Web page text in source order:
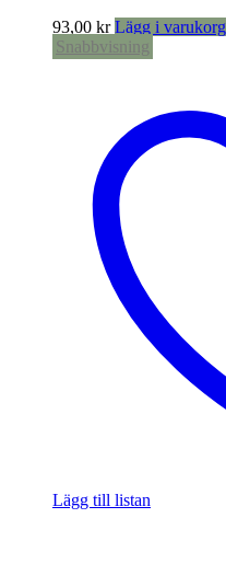
93,00 kr Lägg i varukorg
Snabbvisning
Lägg till listan